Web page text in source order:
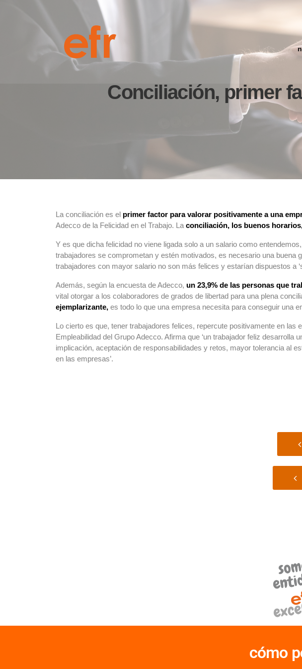
Conciliación, primer
La conciliación es el primer factor para valorar positivamente a una
Adecco de la Felicidad en el Trabajo. La conciliación, los buenos
Y es que dicha felicidad no viene ligada solo a un salario como
trabajadores se comprometan y estén motivados, es necesario una buena
trabajadores con mayor salario no son más felices y estarían dispuestos a
Además, según la encuesta de Adecco, un 23,9% de las personas que
vital otorgar a los colaboradores de grados de libertad para una plena
ejemplarizante, es todo lo que una empresa necesita para conseguir una
Lo cierto es que, tener trabajadores felices, repercute positivamente en
Empleabilidad del Grupo Adecco. Afirma que ‘un trabajador feliz desarrolla
implicación, aceptación de responsabilidades y retos, mayor tolerancia al
en las empresas’.
cómo